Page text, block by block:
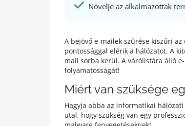
Növelje az alkalmazottak
A bejövő e-mailek szűrése kiszűri
pontossággal elérik a hálózatot. A
mail sorba kerül. A várólistára álló
folyamatosságát!
Miért van szüksége
Hagyja abba az informatikai
utal, hogy szükség van egy